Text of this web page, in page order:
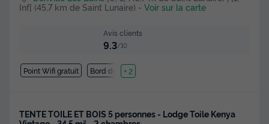
Inf[ (45,7 km de Saint Lunaire) - Voir sur la carte
Avis clients
9.3/10
Point Wifi gratuit Bord de mer
+ 2
TENTE TOILE ET BOIS 5 personnes - Lodge Toile Kenya